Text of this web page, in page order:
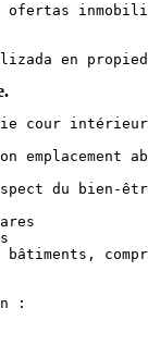
ofertas
en
cour
du bien-
: